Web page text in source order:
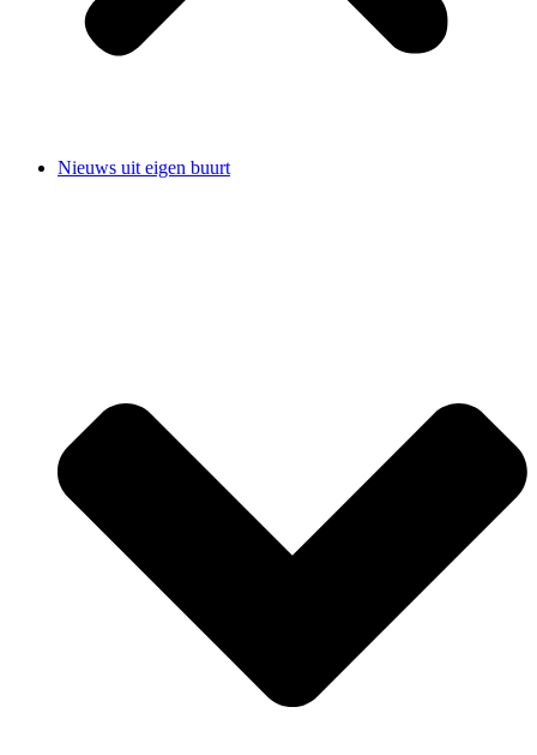
Nieuws uit eigen buurt